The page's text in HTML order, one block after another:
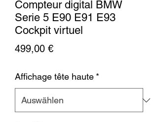
Compteur digital BMW
Serie 5 E90 E91 E93
Cockpit virtuel
499,00 €Preis
Affichage tête haute *